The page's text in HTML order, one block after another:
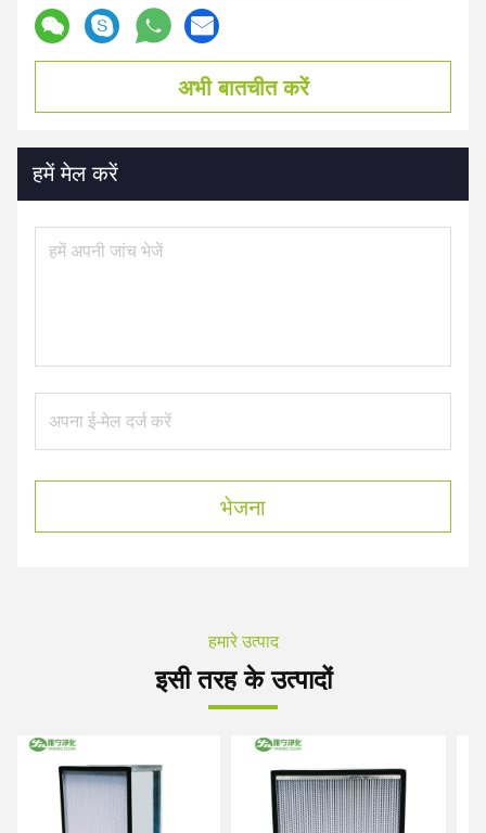
अभी बातचीत करें
हमें मेल करें
भेजना
हमारे उत्पाद
इसी तरह के उत्पादों